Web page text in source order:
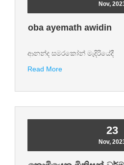
Nov,
oba ayemath awidin
ආනන්ද සමරකෝන් මැදිරියේදී
Read More
23
Nov,